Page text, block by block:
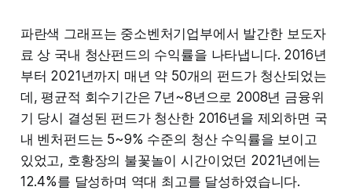
파란색 그래프는 중소벤처기업부에서 발간한 보도자
료 상 국내 청산펀드의 수익률을 나타냅니다. 2016년
부터 2021년까지 매년 약 50개의 펀드가 청산되었는
데, 평균적 회수기간은 7년~8년으로 2008년 금융위
기 당시 결성된 펀드가 청산한 2016년을 제외하면 국
내 벤처펀드는 5~9% 수준의 청산 수익률을 보이고
있었고, 호황장의 불꽃놀이 시간이었던 2021년에는
12.4%를 달성하며 역대 최고를 달성하였습니다.